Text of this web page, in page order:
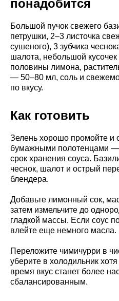
понадобится
Большой пучок свежего
петрушки, 2–3 листочка
сушеного), 3 зубчика
шалота, небольшой кусочек
половины лимона,
— 50–80 мл, соль и
по вкусу.
Как готовить
Зелень хорошо промойте и
бумажными полотенцами —
срок хранения соуса.
чеснок, шалот и острый
блендера.
Добавьте лимонный сок,
затем измельчите до
гладкой массы. Если соус
влейте еще немного масла.
Переложите чимичурри в
уберите в холодильник
время вкус станет более
сбалансированным.